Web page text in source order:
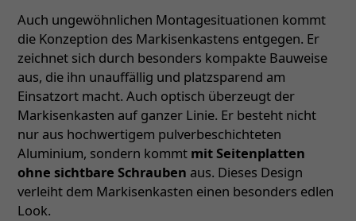
Auch ungewöhnlichen Montagesituationen kommt
die Konzeption des Markisenkastens entgegen. Er
zeichnet sich durch besonders kompakte Bauweise
aus, die ihn unauffällig und platzsparend am
Einsatzort macht. Auch optisch überzeugt der
Markisenkasten auf ganzer Linie. Er besteht nicht
nur aus hochwertigem pulverbeschichteten
Aluminium, sondern kommt mit Seitenplatten
ohne sichtbare Schrauben aus. Dieses Design
verleiht dem Markisenkasten einen besonders edlen
Look.